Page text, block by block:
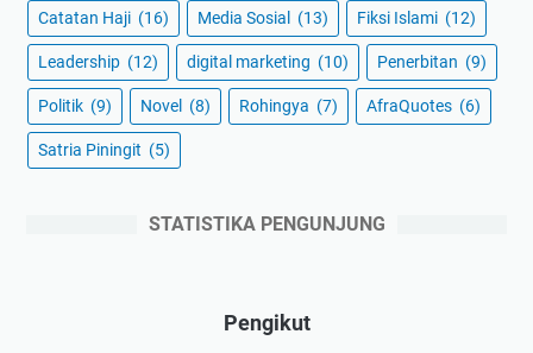
Catatan Haji (16) Media Sosial (13) Fiksi Islami (12)
Leadership (12) digital marketing (10) Penerbitan (9)
Politik (9) Novel (8) Rohingya (7) AfraQuotes (6)
Satria Piningit (5)
STATISTIKA PENGUNJUNG
Pengikut